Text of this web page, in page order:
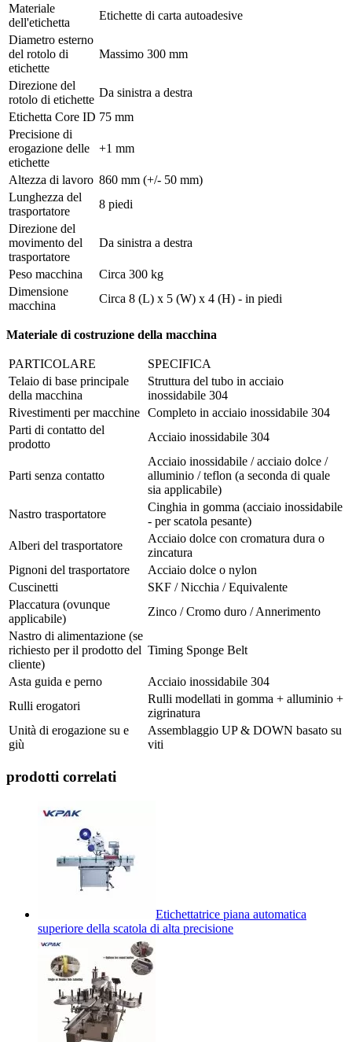
Materiale
dell'etichetta
Etichette di carta autoadesive
Diametro esterno
del rotolo di
etichette
Massimo 300 mm
Direzione del
rotolo di etichette
Da sinistra a destra
Etichetta Core ID 75 mm
Precisione di
erogazione delle
etichette
+1 mm
Altezza di lavoro 860 mm (+/- 50 mm)
Lunghezza del
trasportatore
8 piedi
Direzione del
movimento del
trasportatore
Da sinistra a destra
Peso macchina
Circa 300 kg
Dimensione
macchina
Circa 8 (L) x 5 (W) x 4 (H) - in piedi
Materiale di costruzione della macchina
PARTICOLARE
SPECIFICA
Telaio di base principale
della macchina
Struttura del tubo in acciaio
inossidabile 304
Rivestimenti per macchine Completo in acciaio inossidabile 304
Parti di contatto del
prodotto
Acciaio inossidabile 304
Parti senza contatto
Acciaio inossidabile / acciaio dolce /
alluminio / teflon (a seconda di quale
sia applicabile)
Nastro trasportatore
Cinghia in gomma (acciaio inossidabile
- per scatola pesante)
Alberi del trasportatore
Acciaio dolce con cromatura dura o
zincatura
Pignoni del trasportatore
Acciaio dolce o nylon
Cuscinetti
SKF / Nicchia / Equivalente
Placcatura (ovunque
applicabile)
Zinco / Cromo duro / Annerimento
Nastro di alimentazione (se
richiesto per il prodotto del
cliente)
Timing Sponge Belt
Asta guida e perno
Acciaio inossidabile 304
Rulli erogatori
Rulli modellati in gomma + alluminio +
zigrinatura
Unità di erogazione su e
giù
Assemblaggio UP & DOWN basato su
viti
prodotti correlati
Etichettatrice piana automatica
superiore della scatola di alta precisione